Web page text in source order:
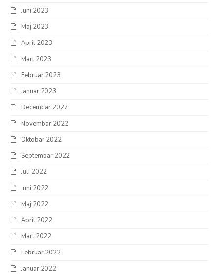
Juni 2023
Maj 2023
April 2023
Mart 2023
Februar 2023
Januar 2023
Decembar 2022
Novembar 2022
Oktobar 2022
Septembar 2022
Juli 2022
Juni 2022
Maj 2022
April 2022
Mart 2022
Februar 2022
Januar 2022